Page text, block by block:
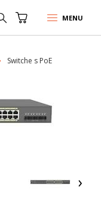
MENU
Switche s PoE
›